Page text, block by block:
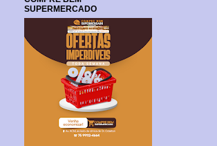
SUPERMERCADO